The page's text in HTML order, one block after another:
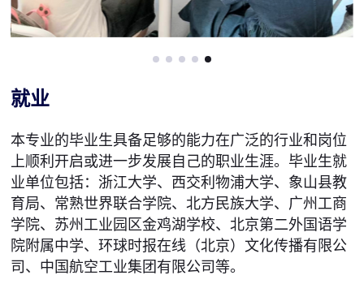
就业
本专业的毕业生具备足够的能力在广泛的行业和岗位
上顺利开启或进一步发展自己的职业生涯。毕业生就
业单位包括：浙江大学、西交利物浦大学、象山县教
育局、常熟世界联合学院、北方民族大学、广州工商
学院、苏州工业园区金鸡湖学校、北京第二外国语学
院附属中学、环球时报在线（北京）文化传播有限公
司、中国航空工业集团有限公司等。